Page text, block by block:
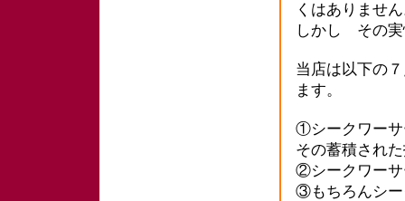
くはありませ
しかし その実
当店は以下の
ます。
①シークワー
その蓄積され
②シークワーサ
③もちろんシー